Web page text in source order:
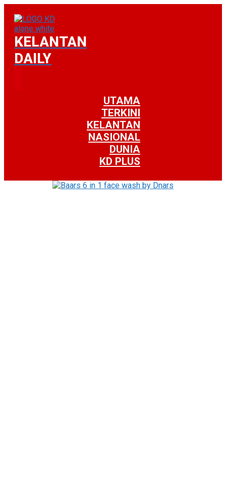
KELANTAN
DAILY
UTAMA
TERKINI
KELANTAN
NASIONAL
DUNIA
KD PLUS